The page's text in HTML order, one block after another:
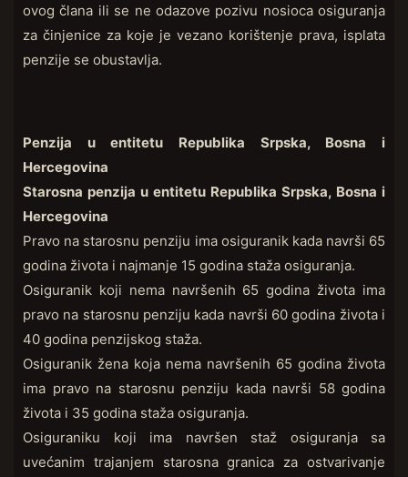
ovog člana ili se ne odazove pozivu nosioca osiguranja
za činjenice za koje je vezano korištenje prava, isplata
penzije se obustavlja.
Penzija u entitetu Republika Srpska, Bosna i
Hercegovina
Starosna penzija u entitetu Republika Srpska, Bosna i
Hercegovina
Pravo na starosnu penziju ima osiguranik kada navrši 65
godina života i najmanje 15 godina staža osiguranja.
Osiguranik koji nema navršenih 65 godina života ima
pravo na starosnu penziju kada navrši 60 godina života i
40 godina penzijskog staža.
Osiguranik žena koja nema navršenih 65 godina života
ima pravo na starosnu penziju kada navrši 58 godina
života i 35 godina staža osiguranja.
Osiguraniku koji ima navršen staž osiguranja sa
uvećanim trajanjem starosna granica za ostvarivanje